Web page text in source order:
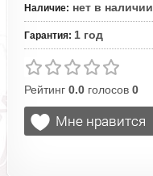
Наличие: нет в наличии
Гарантия: 1 год
Рейтинг 0.0голосов 0